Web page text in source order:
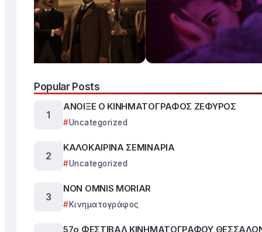
Popular Posts
ΑΝΟΙΞΕ Ο ΚΙΝΗΜΑΤΟΓΡΑΦΟΣ ΖΕΦΥΡΟΣ
Uncategorized
ΚΑΛΟΚΑΙΡΙΝΑ ΣΕΜΙΝΑΡΙΑ
Uncategorized
NON OMNIS MORIAR
Κινηματογράφος
57ο ΦΕΣΤΙΒΑΛ ΚΙΝΗΜΑΤΟΓΡΑΦΟΥ